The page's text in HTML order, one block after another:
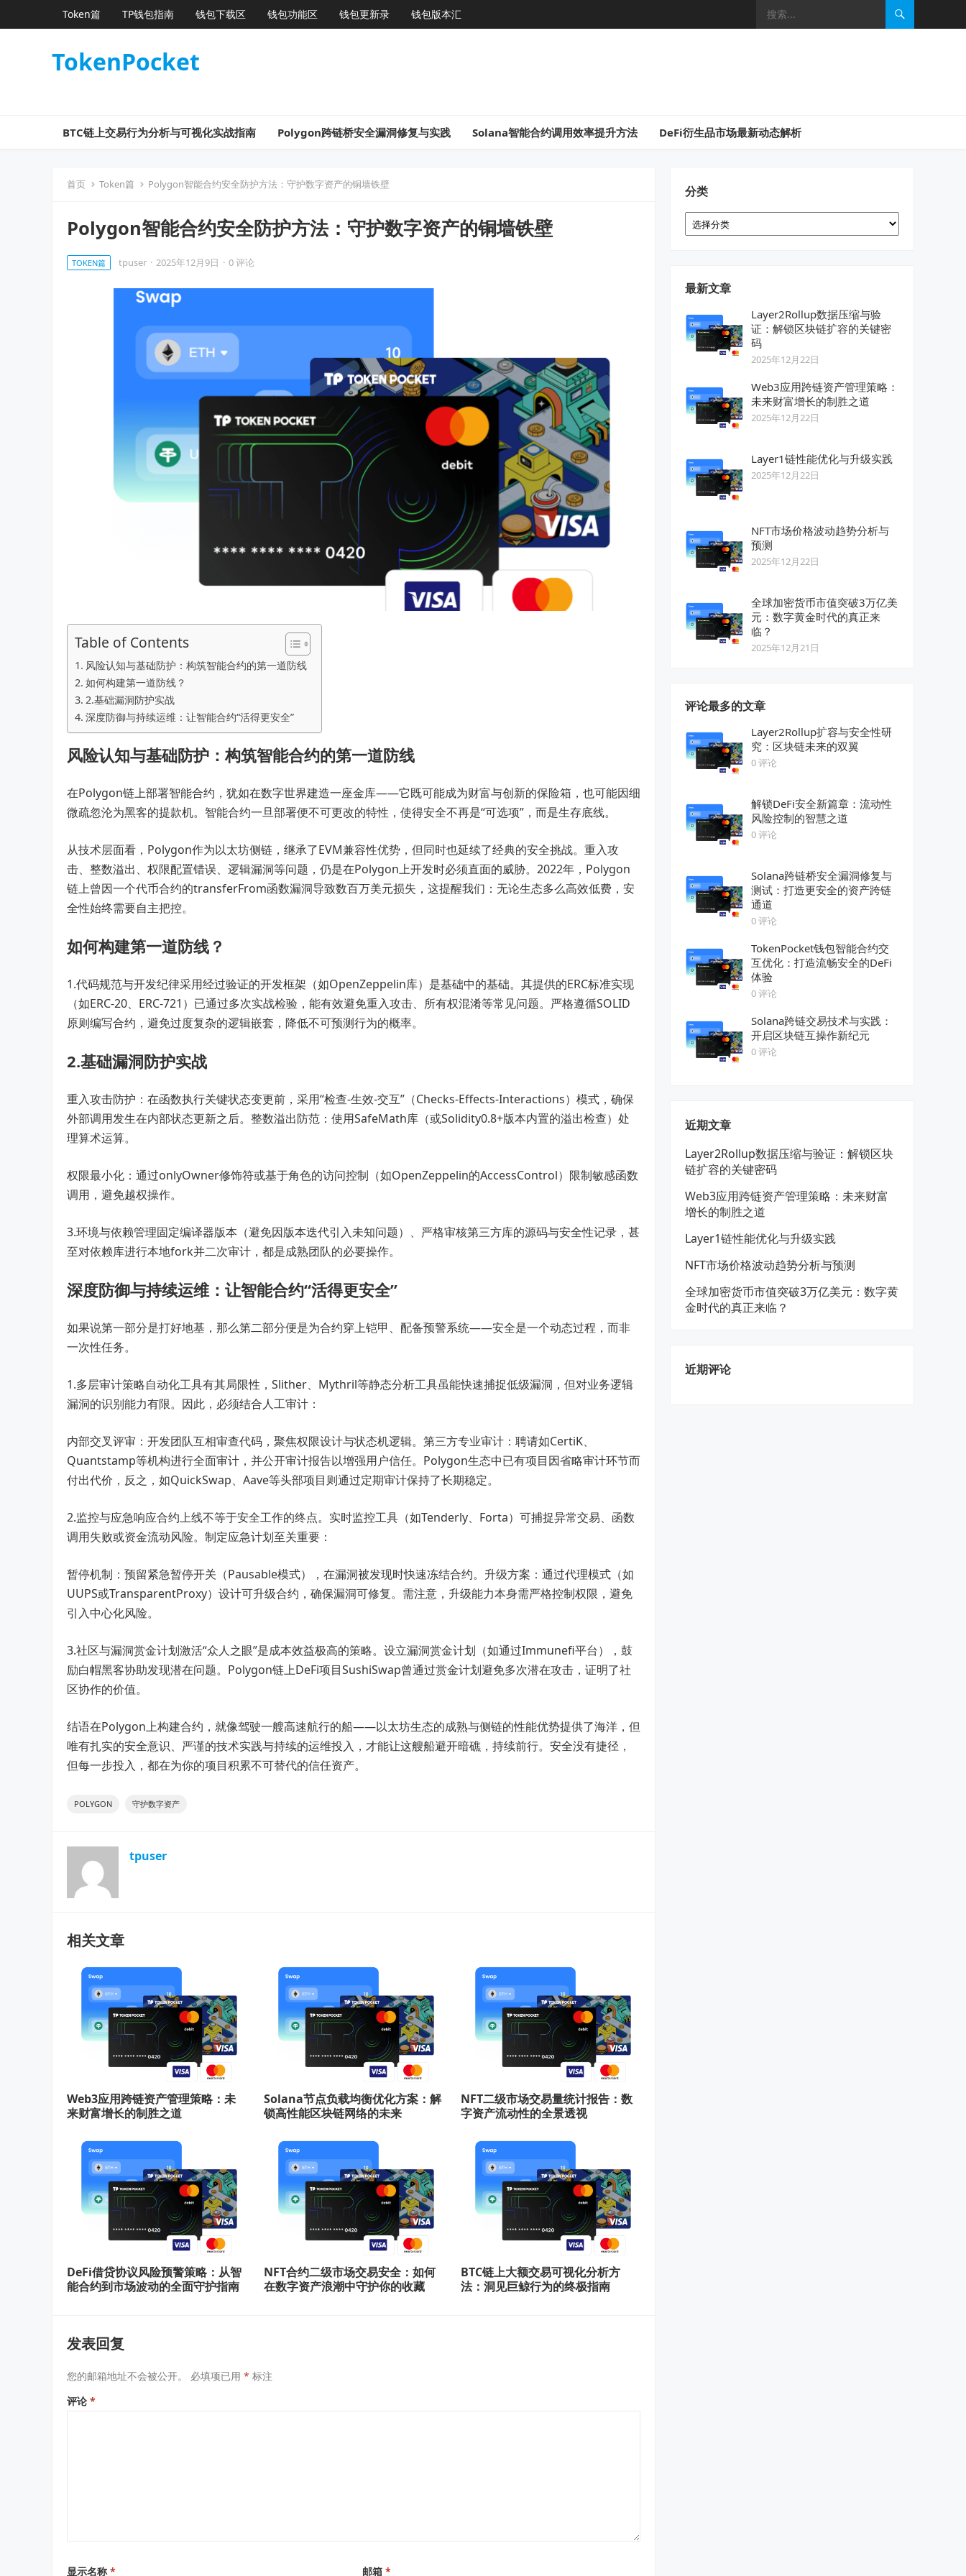
Token篇 TP钱包指南 钱包下载区 钱包功能区 钱包更新录 钱包版本汇
TokenPocket
BTC链上交易行为分析与可视化实战指南 Polygon跨链桥安全漏洞修复与实践 Solana智能合约调用效率提升方法 DeFi衍生品市场最新动态解析
首页 Token篇 Polygon智能合约安全防护方法：守护数字资产的铜墙铁壁
Polygon智能合约安全防护方法：守护数字资产的铜墙铁壁
TOKEN篇 tpuser · 2025年12月9日 · 0 评论
Table of Contents
风险认知与基础防护：构筑智能合约的第一道防线
如何构建第一道防线？
2.基础漏洞防护实战
深度防御与持续运维：让智能合约“活得更安全”
风险认知与基础防护：构筑智能合约的第一道防线
在Polygon链上部署智能合约，犹如在数字世界建造一座金库——它既可能成为财富与创新的保险箱，也可能因细
微疏忽沦为黑客的提款机。智能合约一旦部署便不可更改的特性，使得安全不再是“可选项”，而是生存底线。
从技术层面看，Polygon作为以太坊侧链，继承了EVM兼容性优势，但同时也延续了经典的安全挑战。重入攻
击、整数溢出、权限配置错误、逻辑漏洞等问题，仍是在Polygon上开发时必须直面的威胁。2022年，Polygon
链上曾因一个代币合约的transferFrom函数漏洞导致数百万美元损失，这提醒我们：无论生态多么高效低费，安
全性始终需要自主把控。
如何构建第一道防线？
1.代码规范与开发纪律采用经过验证的开发框架（如OpenZeppelin库）是基础中的基础。其提供的ERC标准实现
（如ERC-20、ERC-721）已通过多次实战检验，能有效避免重入攻击、所有权混淆等常见问题。严格遵循SOLID
原则编写合约，避免过度复杂的逻辑嵌套，降低不可预测行为的概率。
2.基础漏洞防护实战
重入攻击防护：在函数执行关键状态变更前，采用“检查-生效-交互”（Checks-Effects-Interactions）模式，确保
外部调用发生在内部状态更新之后。整数溢出防范：使用SafeMath库（或Solidity0.8+版本内置的溢出检查）处
理算术运算。
权限最小化：通过onlyOwner修饰符或基于角色的访问控制（如OpenZeppelin的AccessControl）限制敏感函数
调用，避免越权操作。
3.环境与依赖管理固定编译器版本（避免因版本迭代引入未知问题）、严格审核第三方库的源码与安全性记录，甚
至对依赖库进行本地fork并二次审计，都是成熟团队的必要操作。
深度防御与持续运维：让智能合约“活得更安全”
如果说第一部分是打好地基，那么第二部分便是为合约穿上铠甲、配备预警系统——安全是一个动态过程，而非
一次性任务。
1.多层审计策略自动化工具有其局限性，Slither、Mythril等静态分析工具虽能快速捕捉低级漏洞，但对业务逻辑
漏洞的识别能力有限。因此，必须结合人工审计：
内部交叉评审：开发团队互相审查代码，聚焦权限设计与状态机逻辑。第三方专业审计：聘请如CertiK、
Quantstamp等机构进行全面审计，并公开审计报告以增强用户信任。Polygon生态中已有项目因省略审计环节而
付出代价，反之，如QuickSwap、Aave等头部项目则通过定期审计保持了长期稳定。
2.监控与应急响应合约上线不等于安全工作的终点。实时监控工具（如Tenderly、Forta）可捕捉异常交易、函数
调用失败或资金流动风险。制定应急计划至关重要：
暂停机制：预留紧急暂停开关（Pausable模式），在漏洞被发现时快速冻结合约。升级方案：通过代理模式（如
UUPS或TransparentProxy）设计可升级合约，确保漏洞可修复。需注意，升级能力本身需严格控制权限，避免
引入中心化风险。
3.社区与漏洞赏金计划激活“众人之眼”是成本效益极高的策略。设立漏洞赏金计划（如通过Immunefi平台），鼓
励白帽黑客协助发现潜在问题。Polygon链上DeFi项目SushiSwap曾通过赏金计划避免多次潜在攻击，证明了社
区协作的价值。
结语在Polygon上构建合约，就像驾驶一艘高速航行的船——以太坊生态的成熟与侧链的性能优势提供了海洋，但
唯有扎实的安全意识、严谨的技术实践与持续的运维投入，才能让这艘船避开暗礁，持续前行。安全没有捷径，
但每一步投入，都在为你的项目积累不可替代的信任资产。
POLYGON 守护数字资产
tpuser
相关文章
Web3应用跨链资产管理策略：未
来财富增长的制胜之道
Solana节点负载均衡优化方案：解
锁高性能区块链网络的未来
NFT二级市场交易量统计报告：数
字资产流动性的全景透视
DeFi借贷协议风险预警策略：从智
能合约到市场波动的全面守护指南
NFT合约二级市场交易安全：如何
在数字资产浪潮中守护你的收藏
BTC链上大额交易可视化分析方
法：洞见巨鲸行为的终极指南
发表回复
您的邮箱地址不会被公开。 必填项已用 * 标注
评论 *
显示名称 * 邮箱 *
分类
分
类
最新文章
Layer2Rollup数据压缩与验
证：解锁区块链扩容的关键密
码
2025年12月22日
Web3应用跨链资产管理策略：
未来财富增长的制胜之道
2025年12月22日
Layer1链性能优化与升级实践
2025年12月22日
NFT市场价格波动趋势分析与
预测
2025年12月22日
全球加密货币市值突破3万亿美
元：数字黄金时代的真正来
临？
2025年12月21日
评论最多的文章
Layer2Rollup扩容与安全性研
究：区块链未来的双翼
0 评论
解锁DeFi安全新篇章：流动性
风险控制的智慧之道
0 评论
Solana跨链桥安全漏洞修复与
测试：打造更安全的资产跨链
通道
0 评论
TokenPocket钱包智能合约交
互优化：打造流畅安全的DeFi
体验
0 评论
Solana跨链交易技术与实践：
开启区块链互操作新纪元
0 评论
近期文章
Layer2Rollup数据压缩与验证：解锁区块
链扩容的关键密码
Web3应用跨链资产管理策略：未来财富
增长的制胜之道
Layer1链性能优化与升级实践
NFT市场价格波动趋势分析与预测
全球加密货币市值突破3万亿美元：数字黄
金时代的真正来临？
近期评论